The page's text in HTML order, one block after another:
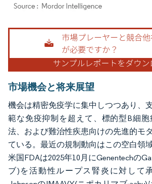
画像 © Mordor Intelligence。再利用にはCC BY 4.0
市場機会と将来展望
機会は精密免疫学に集中しつつあり、
範な免疫抑制を超えて、標的型B細胞
法、および難治性疾患向けの先進的モ
ている。最近の規制動向はこの空白領
米国FDAは2025年10月にGenentechの
ブ)を活動性ループス腎炎に対して